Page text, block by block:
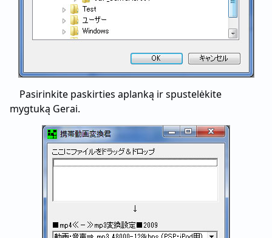
Pasirinkite paskirties aplanką ir spustelėkite
mygtuką Gerai.